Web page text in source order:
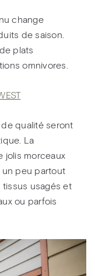
change
de saison.
plats
omnivores.
qualité seront
La
jolis morceaux
un peu partout
tissus usagés et
ou parfois